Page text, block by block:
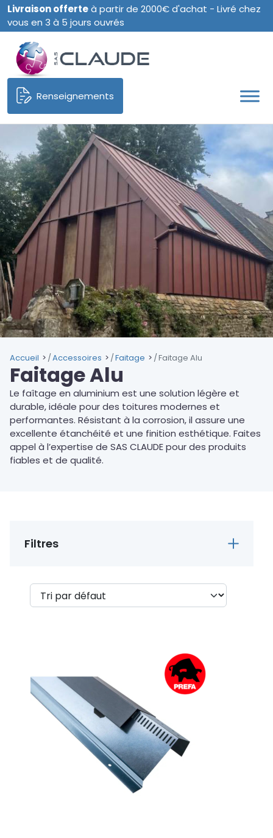
Livraison offerteà partir de 2000€ d'achat - Livré chez
vous en 3 à 5 jours ouvrés
Renseignements
Accueil Accessoires Faitage Faitage Alu
Faitage Alu
Le faîtage en aluminium est une solution légère et
durable, idéale pour des toitures modernes et
performantes. Résistant à la corrosion, il assure une
excellente étanchéité et une finition esthétique. Faites
appel à l’expertise de SAS CLAUDE pour des produits
fiables et de qualité.
Filtres